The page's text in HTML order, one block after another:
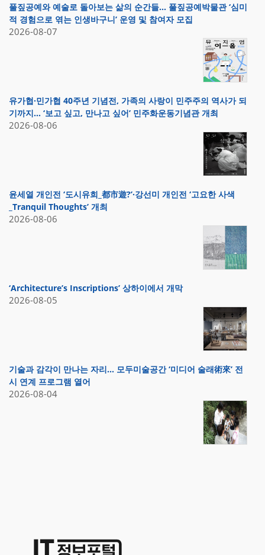
풀짚공예와 예술로 돌아보는 삶의 순간들… 풀짚공예박물관 ‘심미
적 경험으로 엮는 인생바구니’ 운영 및 참여자 모집
2026-08-07
유가협·민가협 40주년 기념전, 가족의 사랑이 민주주의 역사가 되
기까지… ‘보고 싶고, 만나고 싶어’ 민주화운동기념관 개최
2026-08-06
윤세열 개인전 ‘도시유희_都市遊?’·강선미 개인전 ‘고요한 사색
_Tranquil Thoughts’ 개최
2026-08-06
‘Architecture’s Inscriptions’ 상하이에서 개막
2026-08-05
기술과 감각이 만나는 자리… 모두미술공간 ‘미디어 술래術來’ 전
시 연계 프로그램 열어
2026-08-04